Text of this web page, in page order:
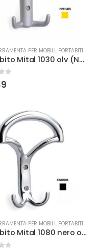
PER MOBILI, PORTABITI
Portabito Mital 1030 olv (NON PIU' IN PRODUZIONE)
PER MOBILI, PORTABITI
Portabito Mital 1080 nero opaco